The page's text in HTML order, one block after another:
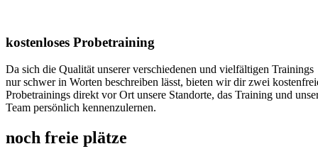
kostenloses Probetraining
Da sich die Qualität unserer verschiedenen und vielfältigen Trainings
nur schwer in Worten beschreiben lässt, bieten wir dir zwei
Probetrainings direkt vor Ort unsere Standorte, das Training und
Team persönlich kennenzulernen.
noch freie plätze